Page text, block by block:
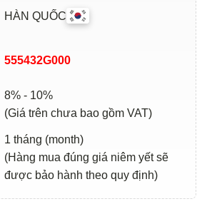
HÀN QUỐC
555432G000
8% - 10%
(Giá trên chưa bao gồm VAT)
1 tháng (month)
(Hàng mua đúng giá niêm yết sẽ
được bảo hành theo quy định)